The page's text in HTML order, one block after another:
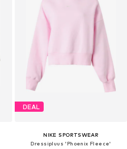
DEAL
NIKE SPORTSWEAR
Dressipluus 'Phoenix Fleece'